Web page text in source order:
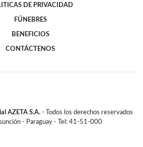
DE PRIVACIDAD
FÚNEBRES
BENEFICIOS
CONTÁCTENOS
AZETA S.A. - Todos los derechos reservados
- Paraguay - Tel: 41-51-000